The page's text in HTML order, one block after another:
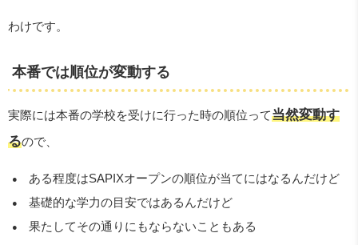
わけです。
本番では順位が変動する
実際には本番の学校を受けに行った時の順位って当然変動す
るので、
ある程度はSAPIXオープンの順位が当てにはなるんだけど
基礎的な学力の目安ではあるんだけど
果たしてその通りにもならないこともある